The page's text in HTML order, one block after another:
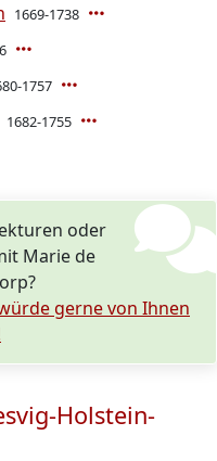
1669-1738
1757
1682-1755
oder
Marie de
gerne von Ihnen
Holstein-